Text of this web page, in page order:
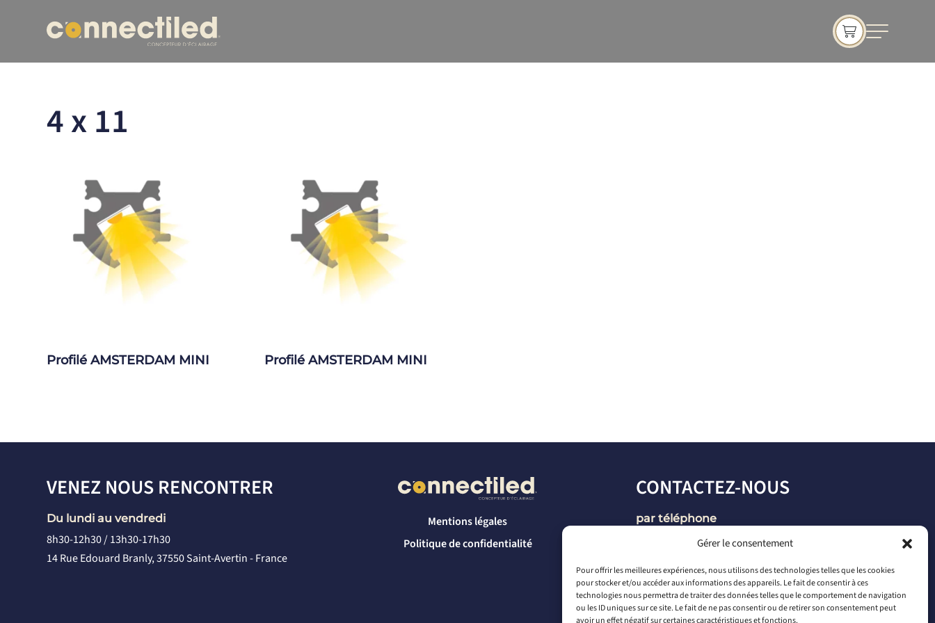
Gérer le consentement
Pour offrir les meilleures expériences, nous utilisons des technologies telles que les cookies
pour stocker et/ou accéder aux informations des appareils. Le fait de consentir à ces
technologies nous permettra de traiter des données telles que le comportement de navigation
ou les ID uniques sur ce site. Le fait de ne pas consentir ou de retirer son consentement peut
avoir un effet négatif sur certaines caractéristiques et fonctions.
4 x 11
Profilé AMSTERDAM MINI Profilé AMSTERDAM MINI
VENEZ NOUS RENCONTRER
Du lundi au vendredi
8h30-12h30 / 13h30-17h30
14 Rue Edouard Branly, 37550 Saint-Avertin - France
Mentions légales
Politique de confidentialité
CONTACTEZ-NOUS
par téléphone
+33 2 46 65 56 66
par mail
contact@connectiled.com